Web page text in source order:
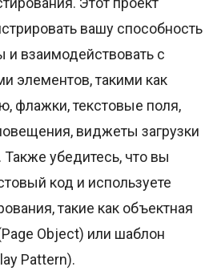
вашу способность
и взаимодействовать с
элементов, такими как
флажки, текстовые поля,
виджеты загрузки
убедитесь, что вы
код и используете
такие как объектная
Object) или шаблон
Pattern).